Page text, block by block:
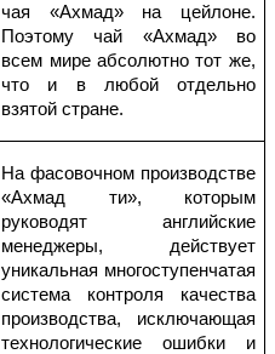
чая «Ахмад» на цейлоне.
Поэтому чай «Ахмад» во
всем мире абсолютно тот же,
что и в любой отдельно
взятой стране.
На фасовочном производстве
«Ахмад ти», которым
руководят английские
менеджеры, действует
уникальная многоступенчатая
система контроля качества
производства, исключающая
технологические ошибки и